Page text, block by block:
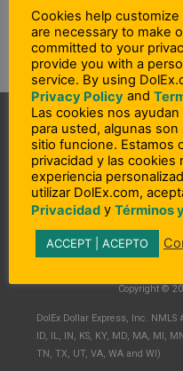
i
k
e
d
i
n
Copyright ©
DolEx Dollar Express, Inc. NMLS
ID, IL, IN, KS, KY, MD, MA, MI,
TN, TX, UT, VA, WA and WI)
Cookies help
are necessary to make
committed to your
provide you with a
service. By using
Privacy Policy and
Las cookies nos
para usted, algunas
sitio funcione. Estamos
privacidad y las
experiencia
utilizar DolEx.com,
Privacidad y Términos
ACCEPT | ACEPTO